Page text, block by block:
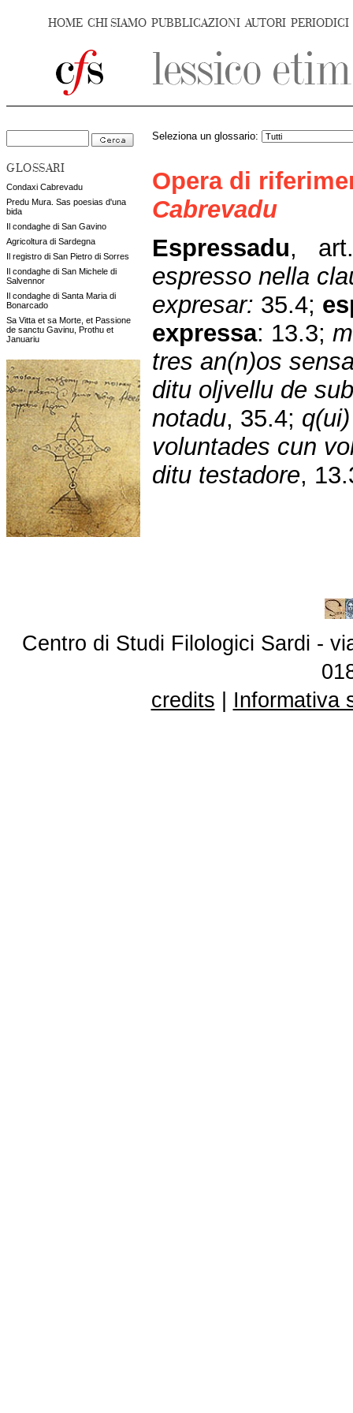
HOME CHI SIAMO PUBBLICAZIONI AUTORI PERIODICI
GLOSSARI
Condaxi Cabrevadu
Predu Mura. Sas poesias d'una
bida
Il condaghe di San Gavino
Agricoltura di Sardegna
Il registro di San Pietro di Sorres
Il condaghe di San Michele di
Salvennor
Il condaghe di Santa Maria di
Bonarcado
Sa Vitta et sa Morte, et Passione
de sanctu Gavinu, Prothu et
Januariu
Seleziona un glossario:
Opera di
Cabrevadu
Espressadu,
espresso nella
expresar: 35.4;
expressa: 13.3;
tres an(n)os
ditu oljvellu de
notadu, 35.4;
voluntades cun
ditu testadore,
Centro di Studi Filologici Sardi -
credits
Informativa